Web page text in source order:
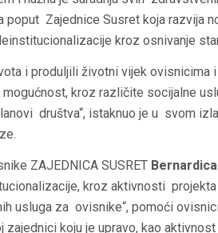
poput Zajednice Susret koja razvija
kroz osnivanje
i produljili životni vijek ovisnicima
kroz različite socijalne
društva“, istaknuo je u svom
ZAJEDNICA SUSRET
kroz aktivnosti
usluga za ovisnike“, pomoći
zajednici koju je upravo, kao